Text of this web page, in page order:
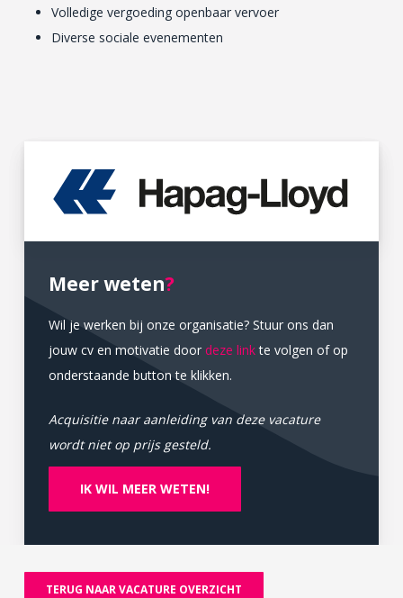
Volledige vergoeding openbaar vervoer
Diverse sociale evenementen
Meer weten?
Wil je werken bij onze organisatie? Stuur ons dan
jouw cv en motivatie door deze linkte volgen of op
onderstaande button te klikken.
Acquisitie naar aanleiding van deze vacature
wordt niet op prijs gesteld.
IK WIL MEER WETEN!
TERUG NAAR VACATURE OVERZICHT